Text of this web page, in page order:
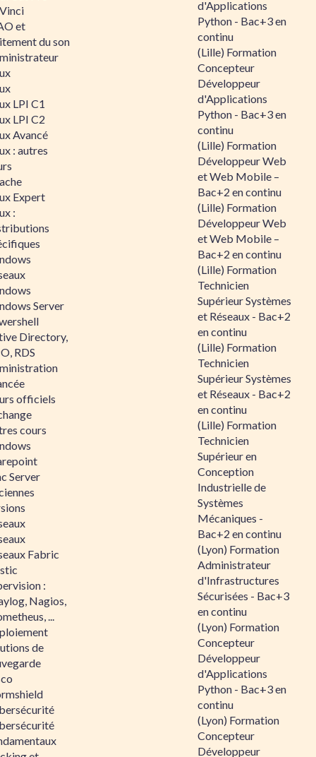
et
du son
LPI C1
LPI C2
Avancé
: autres
Expert
:
Server
Directory,
RDS
officiels
cours
Server
Fabric
:
Nagios,
...
de
d'Applications
Python - Bac+3 en
continu
(Lille) Formation
Concepteur
Développeur
d'Applications
Python - Bac+3 en
continu
(Lille) Formation
Développeur Web
et Web Mobile –
Bac+2 en continu
(Lille) Formation
Développeur Web
et Web Mobile –
Bac+2 en continu
(Lille) Formation
Technicien
Supérieur Systèmes
et Réseaux - Bac+2
en continu
(Lille) Formation
Technicien
Supérieur Systèmes
et Réseaux - Bac+2
en continu
(Lille) Formation
Technicien
Supérieur en
Conception
Industrielle de
Systèmes
Mécaniques -
Bac+2 en continu
(Lyon) Formation
Administrateur
d'Infrastructures
Sécurisées - Bac+3
en continu
(Lyon) Formation
Concepteur
Développeur
d'Applications
Python - Bac+3 en
continu
(Lyon) Formation
Concepteur
Développeur